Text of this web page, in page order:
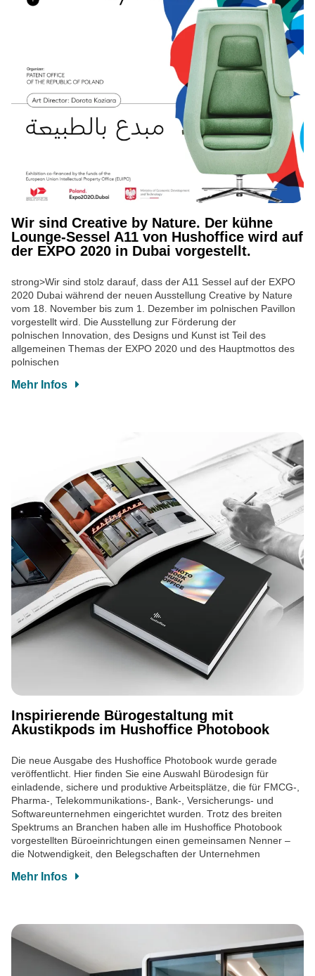
Wir sind Creative by Nature. Der kühne
Lounge-Sessel A11 von Hushoffice wird auf
der EXPO 2020 in Dubai vorgestellt.
strong>Wir sind stolz darauf, dass der A11 Sessel auf der EXPO
2020 Dubai während der neuen Ausstellung Creative by Nature
vom 18. November bis zum 1. Dezember im polnischen Pavillon
vorgestellt wird. Die Ausstellung zur Förderung der
polnischen Innovation, des Designs und Kunst ist Teil des
allgemeinen Themas der EXPO 2020 und des Hauptmottos des
polnischen
Mehr Infos
Inspirierende Bürogestaltung mit
Akustikpods im Hushoffice Photobook
Die neue Ausgabe des Hushoffice Photobook wurde gerade
veröffentlicht. Hier finden Sie eine Auswahl Bürodesign für
einladende, sichere und produktive Arbeitsplätze, die für FMCG-,
Pharma-, Telekommunikations-, Bank-, Versicherungs- und
Softwareunternehmen eingerichtet wurden. Trotz des breiten
Spektrums an Branchen haben alle im Hushoffice Photobook
vorgestellten Büroeinrichtungen einen gemeinsamen Nenner –
die Notwendigkeit, den Belegschaften der Unternehmen
Mehr Infos